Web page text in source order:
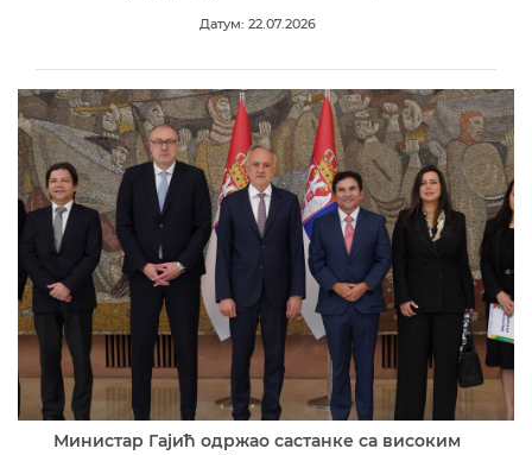
Датум: 22.07.2026
Министар Гајић одржао састанке са високим